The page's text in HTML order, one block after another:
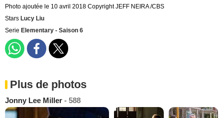
Photo ajoutée le 10 avril 2018 Copyright JEFF NEIRA /CBS
Stars Lucy Liu
Serie Elementary - Saison 6
Plus de photos
Jonny Lee Miller - 588